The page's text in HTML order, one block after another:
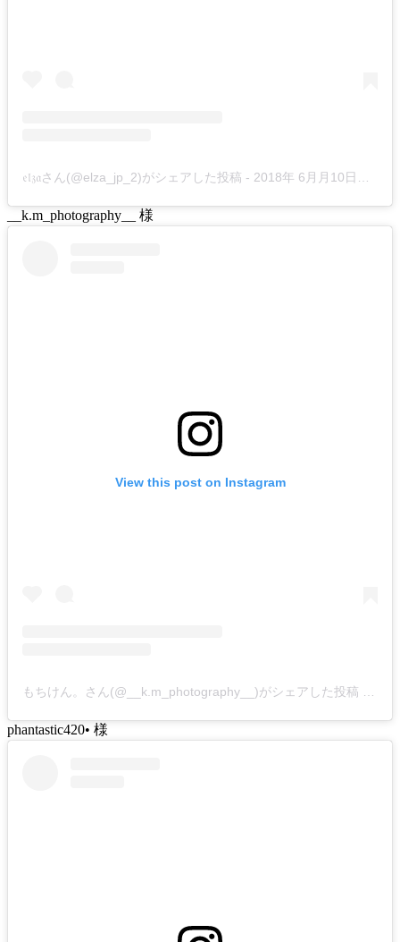
𝔢𝔩𝔷𝔞さん(@elza_jp_2)がシェアした投稿 - 2018年 6月月10日午前12時27分PDT
__k.m_photography__ 様
View this post on Instagram
もちけん。さん(@__k.m_photography__)がシェアした投稿
phantastic420• 様